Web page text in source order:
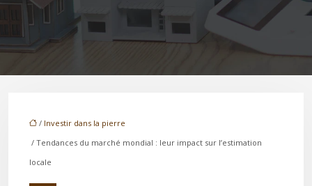
/ Investir dans la pierre
/ Tendances du marché mondial : leur impact sur l’estimation
locale